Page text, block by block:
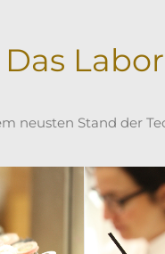
Das Labor
neusten Stand der